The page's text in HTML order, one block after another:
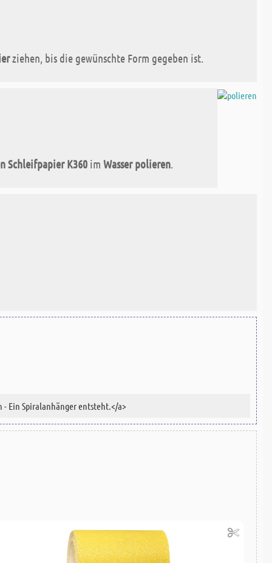
ziehen, bis die gewünschte Form gegeben ist.
Schleifpapier K360 im Wasser polieren.